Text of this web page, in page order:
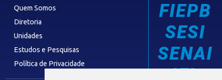
Quem Somos
Diretoria
Unidades
Estudos e Pesquisas
Política de Privacidade
FIEPB
SESI
SENAI
IEL